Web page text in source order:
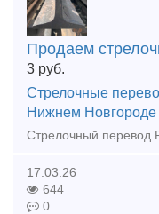
Продаем
3 руб.
Стрелочные
Нижнем Новгороде
17.03.26
644
0